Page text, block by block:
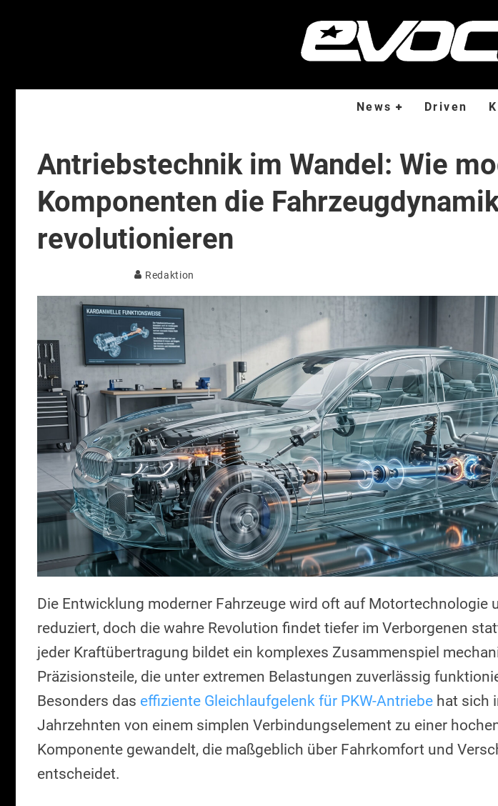
News Driven
Antriebstechnik im Wandel: Wie
Komponenten die
revolutionieren
Redaktion
Die Entwicklung moderner Fahrzeuge wird oft auf Motortechnologie
reduziert, doch die wahre Revolution findet tiefer im Verborgenen
jeder Kraftübertragung bildet ein komplexes Zusammenspiel
Präzisionsteile, die unter extremen Belastungen zuverlässig
Besonders das effiziente Gleichlaufgelenk für PKW-Antriebe hat sich
Jahrzehnten von einem simplen Verbindungselement zu einer
Komponente gewandelt, die maßgeblich über Fahrkomfort und
entscheidet.